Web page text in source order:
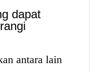
dapat
antara lain